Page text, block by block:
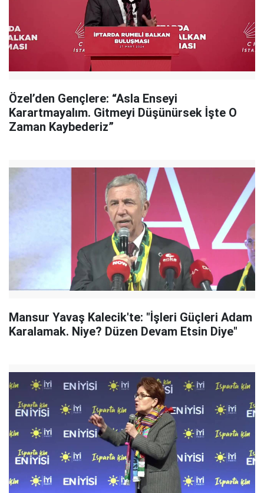
Özel’den Gençlere: “Asla Enseyi
Karartmayalım. Gitmeyi Düşünürsek İşte O
Zaman Kaybederiz”
Mansur Yavaş Kalecik'te: "İşleri Güçleri Adam
Karalamak. Niye? Düzen Devam Etsin Diye"